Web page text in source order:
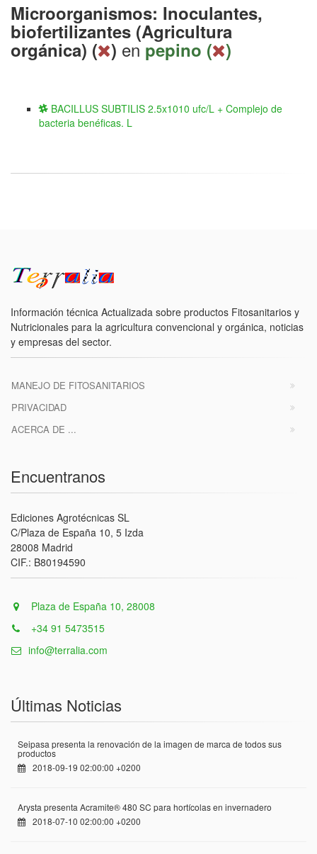
Microorganismos: Inoculantes,
biofertilizantes (Agricultura
orgánica) ( ) en pepino ( )
BACILLUS SUBTILIS 2.5x1010 ufc/L + Complejo de
bacteria benéficas. L
Información técnica Actualizada sobre productos Fitosanitarios y
Nutricionales para la agricultura convencional y orgánica, noticias
y empresas del sector.
MANEJO DE FITOSANITARIOS
PRIVACIDAD
ACERCA DE ...
Encuentranos
Ediciones Agrotécnicas SL
C/Plaza de España 10, 5 Izda
28008 Madrid
CIF.: B80194590
Plaza de España 10, 28008
+34 91 5473515
info@terralia.com
Últimas Noticias
Seipasa presenta la renovación de la imagen de marca de todos sus
productos
2018-09-19 02:00:00 +0200
Arysta presenta Acramite® 480 SC para hortícolas en invernadero
2018-07-10 02:00:00 +0200